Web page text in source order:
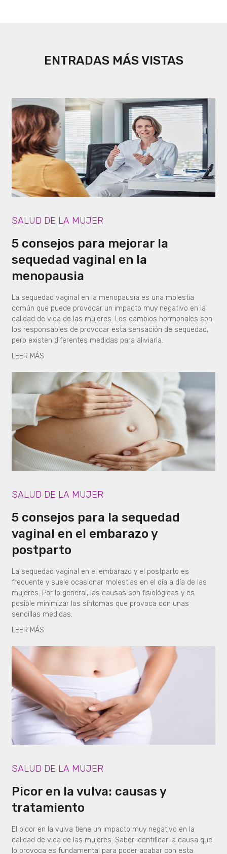
ENTRADAS MÁS VISTAS
SALUD DE LA MUJER
5 consejos para mejorar la
sequedad vaginal en la
menopausia
La sequedad vaginal en la menopausia es una molestia
común que puede provocar un impacto muy negativo en la
calidad de vida de las mujeres. Los cambios hormonales son
los responsables de provocar esta sensación de sequedad,
pero existen diferentes medidas para aliviarla.
LEER MÁS
SALUD DE LA MUJER
5 consejos para la sequedad
vaginal en el embarazo y
postparto
La sequedad vaginal en el embarazo y el postparto es
frecuente y suele ocasionar molestias en el día a día de las
mujeres. Por lo general, las causas son fisiológicas y es
posible minimizar los síntomas que provoca con unas
sencillas medidas.
LEER MÁS
SALUD DE LA MUJER
Picor en la vulva: causas y
tratamiento
El picor en la vulva tiene un impacto muy negativo en la
calidad de vida de las mujeres. Saber identificar la causa que
lo provoca es fundamental para poder acabar con esta